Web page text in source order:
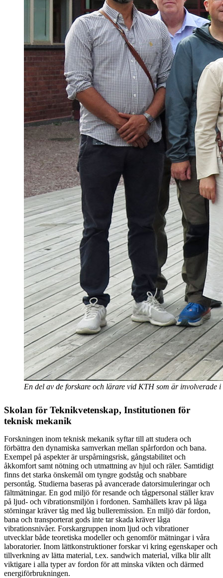
En del av de forskare och lärare vid KTH som är involverade
Skolan för Teknikvetenskap, Institutionen för
teknisk mekanik
Forskningen inom teknisk mekanik syftar till att studera och
förbättra den dynamiska samverkan mellan spårfordon och bana.
Exempel på aspekter är urspårningsrisk, gångstabilitet och
åkkomfort samt nötning och utmattning av hjul och räler. Samtidigt
finns det starka önskemål om tyngre godståg och snabbare
persontåg. Studierna baseras på avancerade datorsimuleringar och
fältmätningar. En god miljö för resande och tågpersonal ställer krav
på ljud- och vibrationsmiljön i fordonen. Samhällets krav på låga
störningar kräver tåg med låg bulleremission. En miljö där fordon,
bana och transporterat gods inte tar skada kräver låga
vibrationsnivåer. Forskargruppen inom ljud och vibrationer
utvecklar både teoretiska modeller och genomför mätningar i våra
laboratorier. Inom lättkonstruktioner forskar vi kring egenskaper och
tillverkning av lätta material, t.ex. sandwich material, vilka blir allt
viktigare i alla typer av fordon för att minska vikten och därmed
energiförbrukningen.